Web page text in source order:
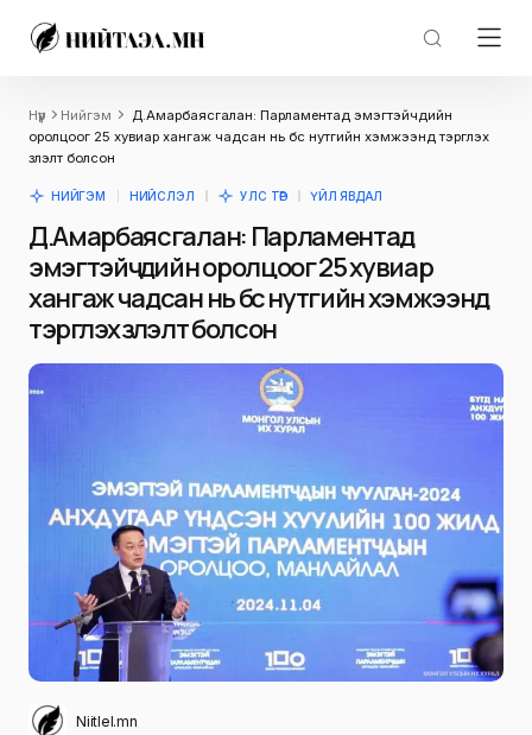
Нүүр Нийгэм
Д.Амарбаясгалан: Парламентад эмэгтэйчүүдийн
оролцоог 25 хувиар хангаж чадсан нь бүс нутгийн хэмжээнд тэргүүлэх
үзүүлэлт болсон
НИЙГЭМ НИЙСЛЭЛ УЛС ТӨР ҮЙЛ ЯВДАЛ
Д.Амарбаясгалан: Парламентад
эмэгтэйчүүдийн оролцоог 25 хувиар
хангаж чадсан нь бүс нутгийн хэмжээнд
тэргүүлэх үзүүлэлт болсон
Niitlel.mn